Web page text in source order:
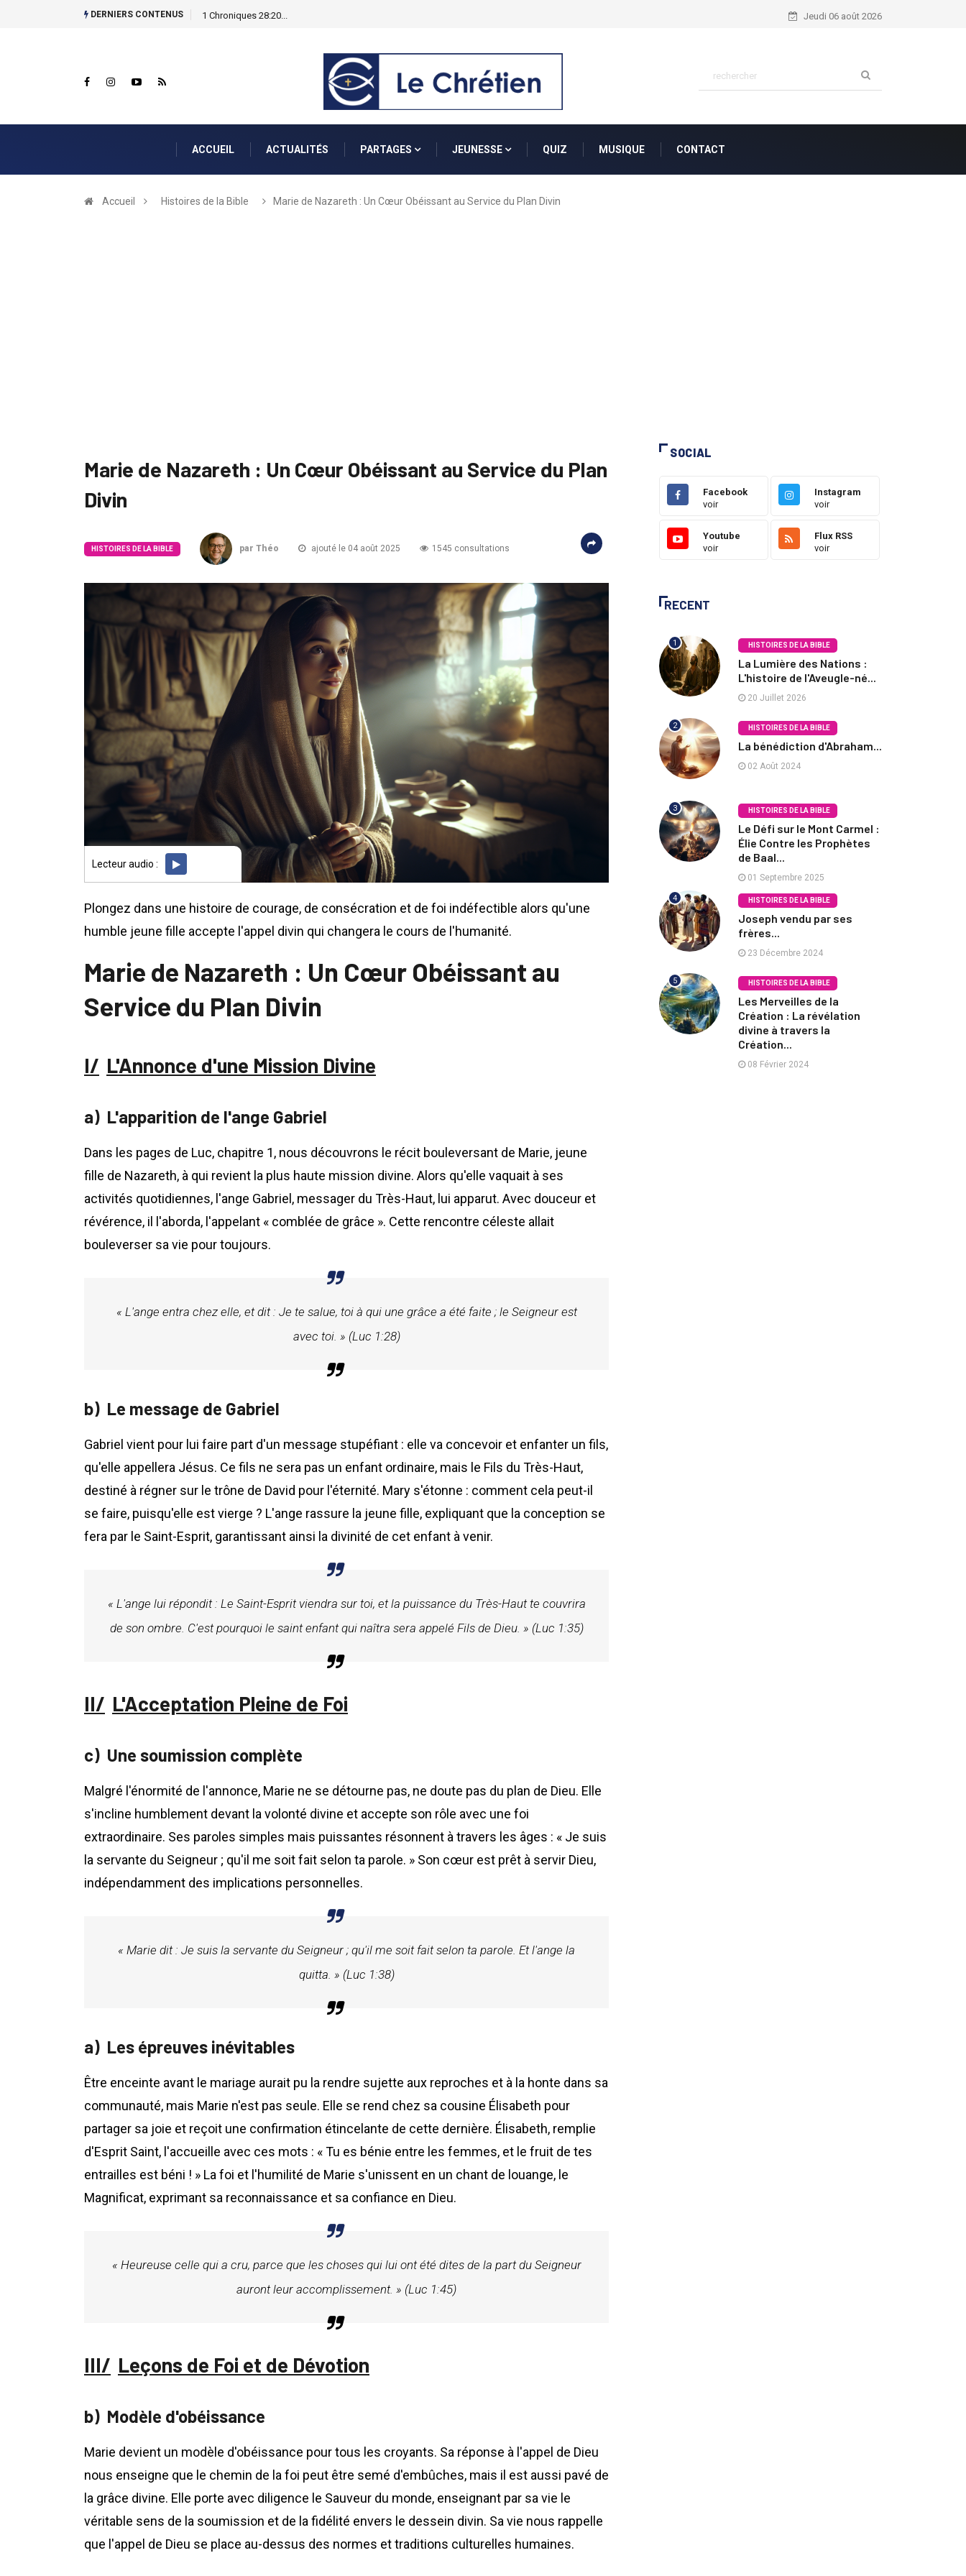
DERNIERS CONTENUS Découvrez le Parcours Inspirant de Moïse et la Liberté du Peuple Hébreu... Nahum 1:7...
Jeudi 06 août 2026
ACCUEIL ACTUALITÉS PARTAGES JEUNESSE QUIZ MUSIQUE CONTACT
Accueil Histoires de la Bible Marie de Nazareth : Un Cœur Obéissant au Service du Plan Divin
Marie de Nazareth : Un Cœur Obéissant au Service du Plan
Divin
HISTOIRES DE LA BIBLE par Théo ajouté le 04 août 2025 1545 consultations
Lecteur audio :
Plongez dans une histoire de courage, de consécration et de foi indéfectible alors qu'une
humble jeune fille accepte l'appel divin qui changera le cours de l'humanité.
Marie de Nazareth : Un Cœur Obéissant au
Service du Plan Divin
L'Annonce d'une Mission Divine
L'apparition de l'ange Gabriel
Dans les pages de Luc, chapitre 1, nous découvrons le récit bouleversant de Marie, jeune
fille de Nazareth, à qui revient la plus haute mission divine. Alors qu'elle vaquait à ses
activités quotidiennes, l'ange Gabriel, messager du Très-Haut, lui apparut. Avec douceur et
révérence, il l'aborda, l'appelant « comblée de grâce ». Cette rencontre céleste allait
bouleverser sa vie pour toujours.
« L'ange entra chez elle, et dit : Je te salue, toi à qui une grâce a été faite ; le Seigneur est
avec toi. » (Luc 1:28)
Le message de Gabriel
Gabriel vient pour lui faire part d'un message stupéfiant : elle va concevoir et enfanter un fils,
qu'elle appellera Jésus. Ce fils ne sera pas un enfant ordinaire, mais le Fils du Très-Haut,
destiné à régner sur le trône de David pour l'éternité. Mary s'étonne : comment cela peut-il
se faire, puisqu'elle est vierge ? L'ange rassure la jeune fille, expliquant que la conception se
fera par le Saint-Esprit, garantissant ainsi la divinité de cet enfant à venir.
« L'ange lui répondit : Le Saint-Esprit viendra sur toi, et la puissance du Très-Haut te couvrira
de son ombre. C'est pourquoi le saint enfant qui naîtra sera appelé Fils de Dieu. » (Luc 1:35)
L'Acceptation Pleine de Foi
Une soumission complète
Malgré l'énormité de l'annonce, Marie ne se détourne pas, ne doute pas du plan de Dieu. Elle
s'incline humblement devant la volonté divine et accepte son rôle avec une foi
extraordinaire. Ses paroles simples mais puissantes résonnent à travers les âges : « Je suis
la servante du Seigneur ; qu'il me soit fait selon ta parole. » Son cœur est prêt à servir Dieu,
indépendamment des implications personnelles.
« Marie dit : Je suis la servante du Seigneur ; qu'il me soit fait selon ta parole. Et l'ange la
quitta. » (Luc 1:38)
Les épreuves inévitables
Être enceinte avant le mariage aurait pu la rendre sujette aux reproches et à la honte dans sa
communauté, mais Marie n'est pas seule. Elle se rend chez sa cousine Élisabeth pour
partager sa joie et reçoit une confirmation étincelante de cette dernière. Élisabeth, remplie
d'Esprit Saint, l'accueille avec ces mots : « Tu es bénie entre les femmes, et le fruit de tes
entrailles est béni ! » La foi et l'humilité de Marie s'unissent en un chant de louange, le
Magnificat, exprimant sa reconnaissance et sa confiance en Dieu.
« Heureuse celle qui a cru, parce que les choses qui lui ont été dites de la part du Seigneur
auront leur accomplissement. » (Luc 1:45)
Leçons de Foi et de Dévotion
Modèle d'obéissance
Marie devient un modèle d'obéissance pour tous les croyants. Sa réponse à l'appel de Dieu
nous enseigne que le chemin de la foi peut être semé d'embûches, mais il est aussi pavé de
la grâce divine. Elle porte avec diligence le Sauveur du monde, enseignant par sa vie le
véritable sens de la soumission et de la fidélité envers le dessein divin. Sa vie nous rappelle
que l'appel de Dieu se place au-dessus des normes et traditions culturelles humaines.
SOCIAL
Facebook
voir
Instagram
voir
Youtube
voir
Flux RSS
voir
RECENT
1 HISTOIRES DE LA BIBLE
La Lumière des Nations :
L'histoire de l'Aveugle-né...
20 Juillet 2026
2 HISTOIRES DE LA BIBLE
La bénédiction d'Abraham...
02 Août 2024
3 HISTOIRES DE LA BIBLE
Le Défi sur le Mont Carmel :
Élie Contre les Prophètes
de Baal...
01 Septembre 2025
4 HISTOIRES DE LA BIBLE
Joseph vendu par ses
frères...
23 Décembre 2024
5 HISTOIRES DE LA BIBLE
Les Merveilles de la
Création : La révélation
divine à travers la
Création...
08 Février 2024